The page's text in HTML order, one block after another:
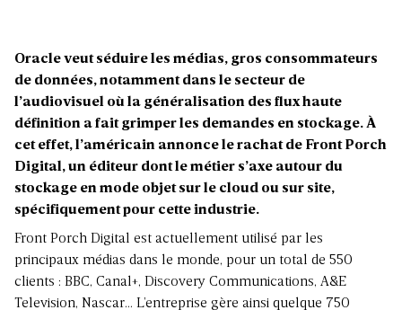
Oracle veut séduire les médias, gros consommateurs
de données, notamment dans le secteur de
l’audiovisuel où la généralisation des flux haute
définition a fait grimper les demandes en stockage. À
cet effet, l’américain annonce le rachat de Front Porch
Digital, un éditeur dont le métier s’axe autour du
stockage en mode objet sur le cloud ou sur site,
spécifiquement pour cette industrie.
Front Porch Digital est actuellement utilisé par les
principaux médias dans le monde, pour un total de 550
clients : BBC, Canal+, Discovery Communications, A&E
Television, Nascar… L’entreprise gère ainsi quelque 750